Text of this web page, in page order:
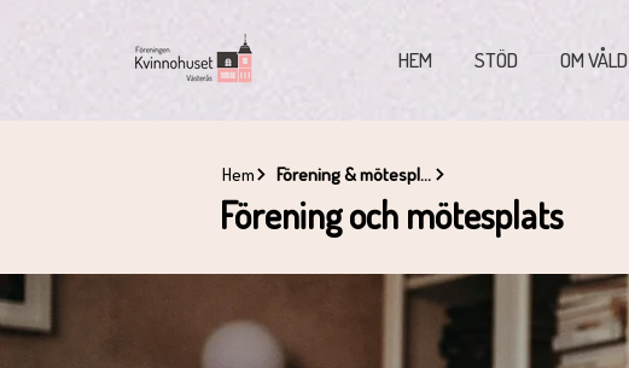
HEM STÖD OM VÅLD
Hem Förening & mötesplats
Förening och mötesplats